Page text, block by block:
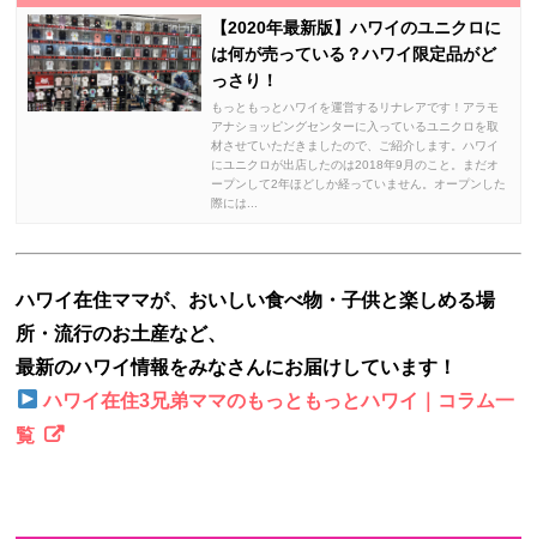
【2020年最新版】ハワイのユニクロに
は何が売っている？ハワイ限定品がど
っさり！
もっともっとハワイを運営するリナレアです！アラモ
アナショッピングセンターに入っているユニクロを取
材させていただきましたので、ご紹介します。ハワイ
にユニクロが出店したのは2018年9月のこと。まだオ
ープンして2年ほどしか経っていません。オープンした
際には...
ハワイ在住ママが、おいしい食べ物・子供と楽しめる場
所・流行のお土産など、
最新のハワイ情報をみなさんにお届けしています！
ハワイ在住3兄弟ママのもっともっとハワイ｜コラム一
覧